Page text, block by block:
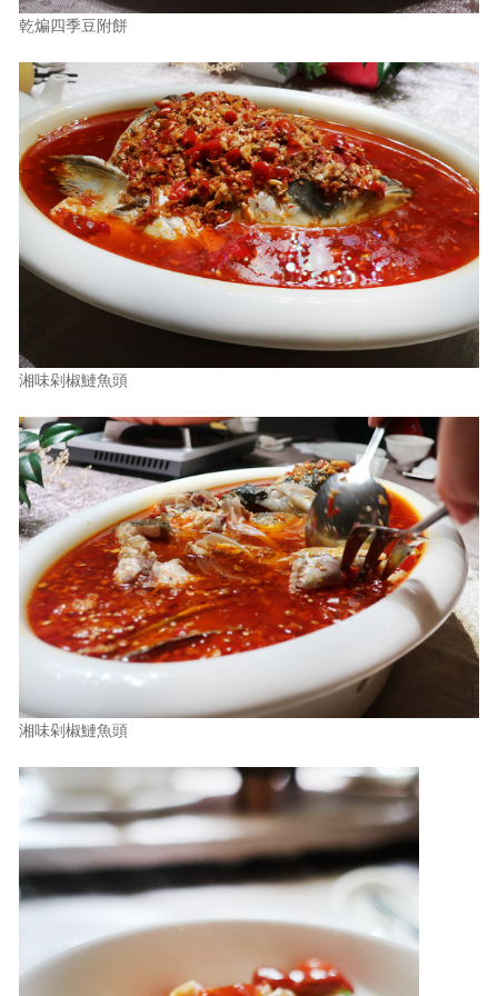
乾煸四季豆附餅
湘味剁椒鰱魚頭
湘味剁椒鰱魚頭